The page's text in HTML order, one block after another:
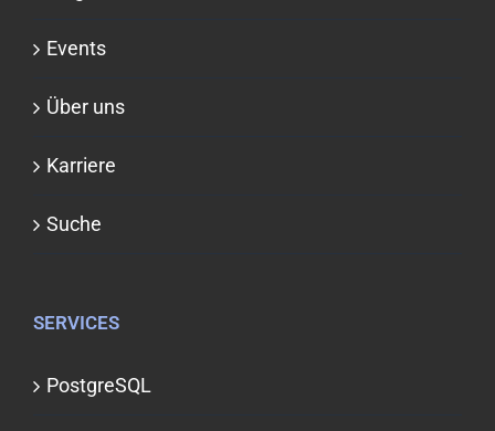
Events
Über uns
Karriere
Suche
SERVICES
PostgreSQL